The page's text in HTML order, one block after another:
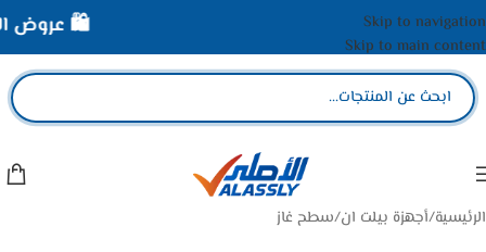
Skip to navigation
Skip to main content
الرئيسية/أجهزة بيلت ان/سطح غاز
🛍️ عروض